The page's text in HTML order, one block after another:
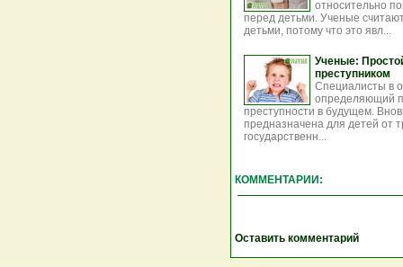
относительно
перед детьми. Ученые
детьми, потому что это явл...
Ученые:
преступником
Специалисты в
определяющий
преступности в будущем.
предназначена для детей от
государственн...
КОММЕНТАРИИ:
Оставить комментарий